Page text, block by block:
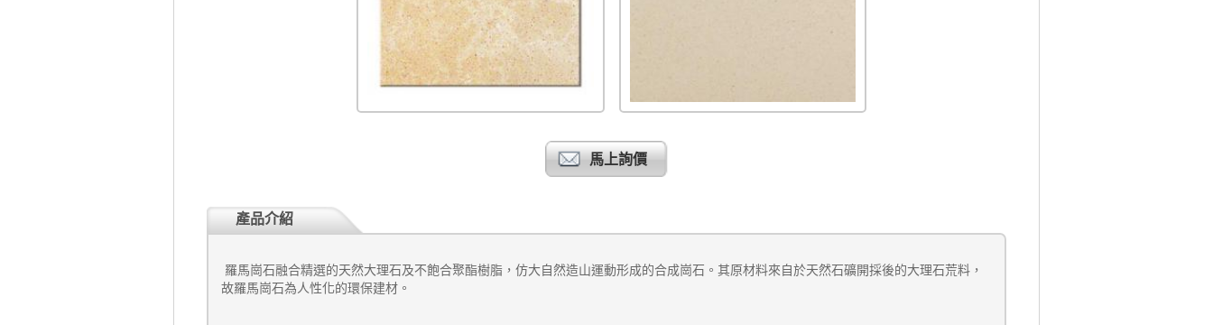
馬上詢價
產品介紹
羅馬崗石融合精選的天然大理石及不飽合聚酯樹脂 ， 仿大自然造山運動形成的合成崗石 。其原材料來自於天然石礦開採後的大理石荒料，
故羅馬崗石為人性化的環保建材。